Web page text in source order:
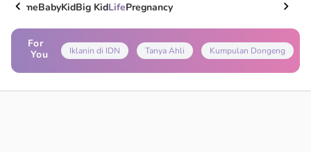
HomeBabyKidBig KidLifePregnancy
For
You
Iklanin di IDN Tanya Ahli Kumpulan Dongeng